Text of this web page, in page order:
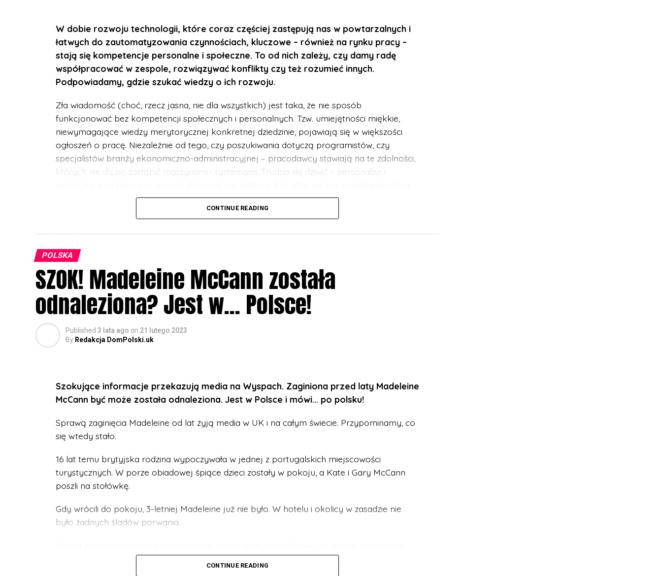
W dobie rozwoju technologii, które coraz częściej zastępują nas w powtarzalnych i
łatwych do zautomatyzowania czynnościach, kluczowe – również na rynku pracy –
stają się kompetencje personalne i społeczne. To od nich zależy, czy damy radę
współpracować w zespole, rozwiązywać konflikty czy też rozumieć innych.
Podpowiadamy, gdzie szukać wiedzy o ich rozwoju.
Zła wiadomość (choć, rzecz jasna, nie dla wszystkich) jest taka, że nie sposób
funkcjonować bez kompetencji społecznych i personalnych. Tzw. umiejętności miękkie,
niewymagające wiedzy merytorycznej konkretnej dziedzinie, pojawiają się w większości
ogłoszeń o pracę. Niezależnie od tego, czy poszukiwania dotyczą programistów, czy
specjalistów branży ekonomiczno-administracyjnej – pracodawcy stawiają na te zdolności,
których nie da się zastąpić maszynami i systemami. Trudno się dziwić – personalne i
szczególnie w sytuacji wysokiej konkurencyjności rynku.
Materiały wspierające rozwój
merytoryczne, można kształtować i trenować, nieustannie podnosząc ich poziom. Każda
społeczna interakcja stanowi szansę rozwoju w tym zakresie. Praktykowanie wydaje się
nieco trudniejsze w świecie zdalnej pracy i komunikacji, jednak istnieją ku temu
odpowiednie narzędzia. Na przykład uczniowie z branży ekonomiczno-administracyjnej
mogą sięgnąć do poradnika poruszającego zagadnienia edukacji zdalnej oraz rozwoju
kompetencji personalnych i społecznych.
Kompetencje społeczne i personalne – podbudowa teoretyczna
dla uczniów
Poradnik szczegółowo wyjaśnia, czym są kompetencje społeczne – wyróżnia w tym
obszarze kompetencje warunkujące umiejętność radzenia sobie w sytuacjach:
● intymnych,
● wymagających asertywności.
niezbędne. Publikacja zawiera także katalog umiejętności personalnych (np.
CONTINUE READING
POLSKA
SZOK! Madeleine McCann została
odnaleziona? Jest w… Polsce!
Published 3 lata ago on 21 lutego 2023
By Redakcja DomPolski.uk
Szokujące informacje przekazują media na Wyspach. Zaginiona przed laty Madeleine
McCann być może została odnaleziona. Jest w Polsce i mówi… po polsku!
Sprawą zaginięcia Madeleine od lat żyją media w UK i na całym świecie. Przypominamy, co
się wtedy stało.
16 lat temu brytyjska rodzina wypoczywała w jednej z portugalskich miejscowości
turystycznych. W porze obiadowej śpiące dzieci zostały w pokoju, a Kate i Gary McCann
poszli na stołówkę.
Gdy wrócili do pokoju, 3-letniej Madeleine już nie było. W hotelu i okolicy w zasadzie nie
było żadnych śladów porwania.
CONTINUE READING